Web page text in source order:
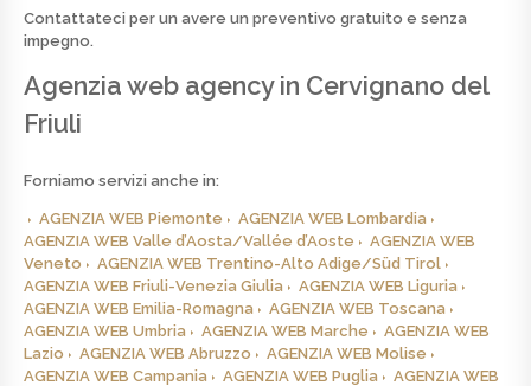
Contattateci per un avere un preventivo gratuito e senza
impegno.
Agenzia web agency in Cervignano del
Friuli
Forniamo servizi anche in:
AGENZIA WEB Piemonte
AGENZIA WEB Lombardia
AGENZIA WEB Valle d’Aosta/Vallée d’Aoste
AGENZIA WEB
Veneto
AGENZIA WEB Trentino-Alto Adige/Süd Tirol
AGENZIA WEB Friuli-Venezia Giulia
AGENZIA WEB Liguria
AGENZIA WEB Emilia-Romagna
AGENZIA WEB Toscana
AGENZIA WEB Umbria
AGENZIA WEB Marche
AGENZIA WEB
Lazio
AGENZIA WEB Abruzzo
AGENZIA WEB Molise
AGENZIA WEB Campania
AGENZIA WEB Puglia
AGENZIA WEB